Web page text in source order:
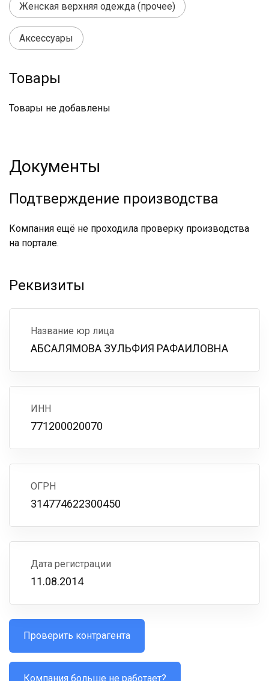
Женская верхняя одежда (прочее)
Аксессуары
Товары
Товары не добавлены
Документы
Подтверждение производства
Компания ещё не проходила проверку производства
на портале.
Реквизиты
Название юр лица
АБСАЛЯМОВА ЗУЛЬФИЯ РАФАИЛОВНА
ИНН
771200020070
ОГРН
314774622300450
Дата регистрации
11.08.2014
Проверить контрагента
Компания больше не работает?